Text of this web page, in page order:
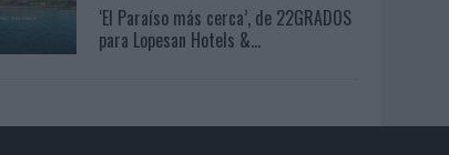
‘El Paraíso más cerca’, de 22GRADOS
para Lopesan Hotels &...